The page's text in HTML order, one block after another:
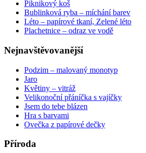
Piknikový koš
Bublinková ryba – míchání barev
Léto – papírové tkaní, Zelené léto
Plachetnice – odraz ve vodě
Nejnavštěvovanější
Podzim – malovaný monotyp
Jaro
Květiny – vitráž
Velikonoční přáníčka s vajíčky
Jsem do tebe blázen
Hra s barvami
Ovečka z papírové dečky
Příroda